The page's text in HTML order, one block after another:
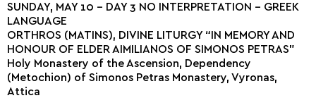
SUNDAY, MAY 10 – DAY 3 NO INTERPRETATION – GREEK
LANGUAGE
ORTHROS (MATINS), DIVINE LITURGY “IN MEMORY AND
HONOUR OF ELDER AIMILIANOS OF SIMONOS PETRAS”
Holy Monastery of the Ascension, Dependency
(Metochion) of Simonos Petras Monastery, Vyronas,
Attica